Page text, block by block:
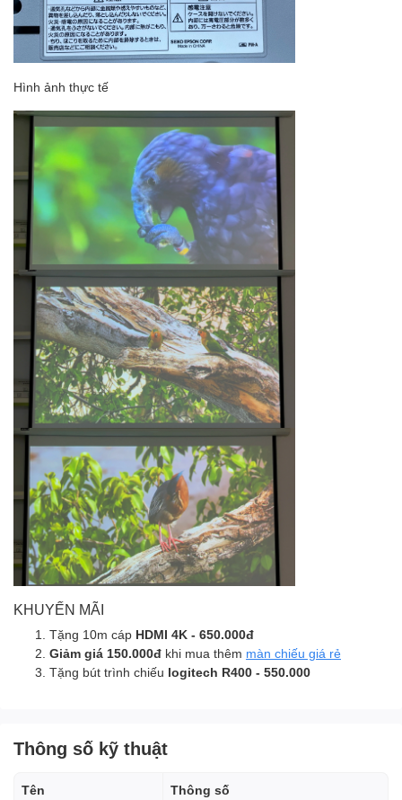
Hình ảnh thực tế
KHUYẾN MÃI
Tặng 10m cáp HDMI 4K - 650.000đ
Giảm giá 150.000đ khi mua thêm màn chiếu giá rẻ
Tặng bút trình chiếu logitech R400 - 550.000
Thông số kỹ thuật
Tên Thông số